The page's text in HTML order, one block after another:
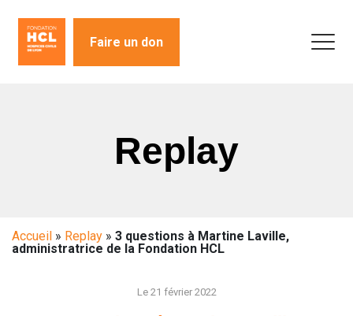
Faire un don
Replay
Accueil » Replay » 3 questions à Martine Laville,
administratrice de la Fondation HCL
Le 21 février 2022